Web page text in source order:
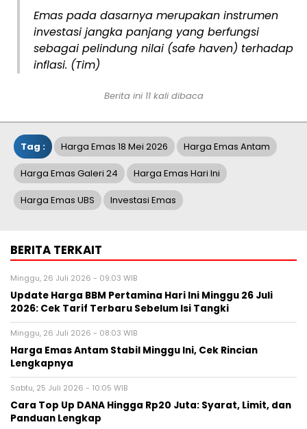
Emas pada dasarnya merupakan instrumen
investasi jangka panjang yang berfungsi
sebagai pelindung nilai (safe haven) terhadap
inflasi. (Tim)
Berita ini 11 kali dibaca
Tag : Harga Emas 18 Mei 2026 Harga Emas Antam
Harga Emas Galeri 24 Harga Emas Hari Ini
Harga Emas UBS Investasi Emas
BERITA TERKAIT
Minggu, 26 Juli 2026 - 09:03 WIB
Update Harga BBM Pertamina Hari Ini Minggu 26 Juli
2026: Cek Tarif Terbaru Sebelum Isi Tangki
Minggu, 26 Juli 2026 - 08:03 WIB
Harga Emas Antam Stabil Minggu Ini, Cek Rincian
Lengkapnya
Sabtu, 25 Juli 2026 - 10:05 WIB
Cara Top Up DANA Hingga Rp20 Juta: Syarat, Limit, dan
Panduan Lengkap